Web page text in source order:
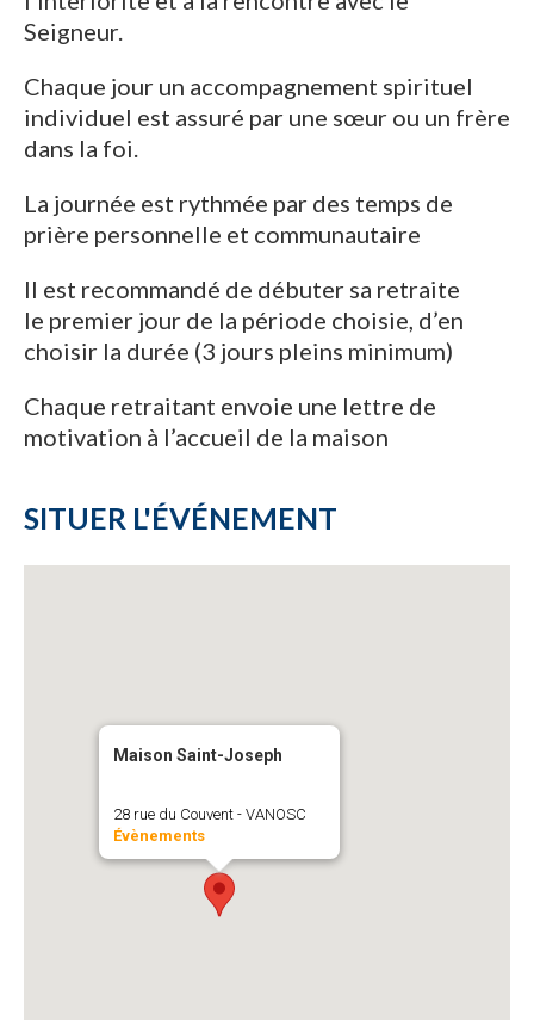
Seigneur.
Chaque jour un accompagnement spirituel
individuel est assuré par une sœur ou un frère
dans la foi.
La journée est rythmée par des temps de
prière personnelle et communautaire
Il est recommandé de débuter sa retraite
le premier jour de la période choisie, d’en
choisir la durée (3 jours pleins minimum)
Chaque retraitant envoie une lettre de
motivation à l’accueil de la maison
SITUER L'ÉVÉNEMENT
Maison Saint-Joseph
28 rue du Couvent - VANOSC
Évènements